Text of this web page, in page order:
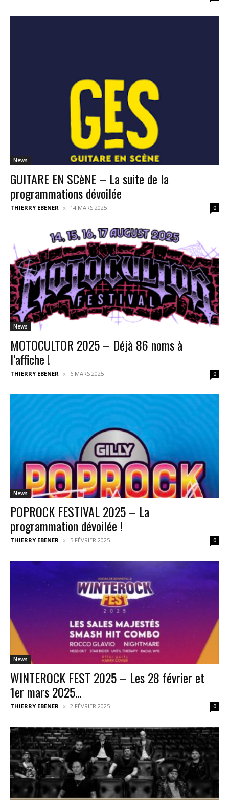
News
GUITARE EN SCèNE – La suite de la
programmations dévoilée
THIERRY EBENER 14 MARS 2025 0
News
MOTOCULTOR 2025 – Déjà 86 noms à
l’affiche !
THIERRY EBENER 6 MARS 2025 0
News
POPROCK FESTIVAL 2025 – La
programmation dévoilée !
THIERRY EBENER 5 FÉVRIER 2025 0
News
WINTEROCK FEST 2025 – Les 28 février et
1er mars 2025...
THIERRY EBENER 2 FÉVRIER 2025 0